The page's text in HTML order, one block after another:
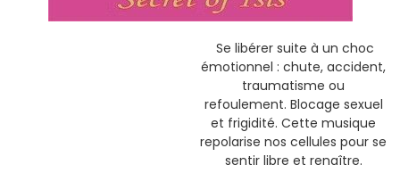
Se libérer suite à un choc
émotionnel : chute, accident,
traumatisme ou
refoulement. Blocage sexuel
et frigidité. Cette musique
repolarise nos cellules pour se
sentir libre et renaître.